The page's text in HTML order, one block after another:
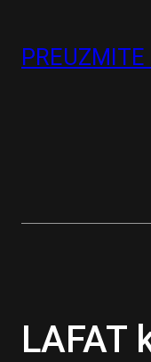
PREUZMITE
LAFAT